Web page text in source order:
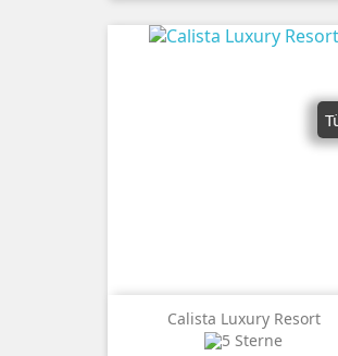
Calista Luxury Resort